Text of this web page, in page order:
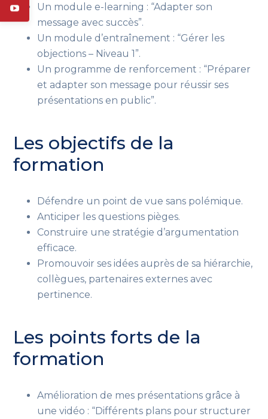
Un module e-learning : “Adapter son
message avec succès”.
Un module d’entraînement : “Gérer les
objections – Niveau 1”.
Un programme de renforcement : “Préparer
et adapter son message pour réussir ses
présentations en public”.
Les objectifs de la
formation
Défendre un point de vue sans polémique.
Anticiper les questions pièges.
Construire une stratégie d’argumentation
efficace.
Promouvoir ses idées auprès de sa hiérarchie,
collègues, partenaires externes avec
pertinence.
Les points forts de la
formation
Amélioration de mes présentations grâce à
une vidéo : “Différents plans pour structurer